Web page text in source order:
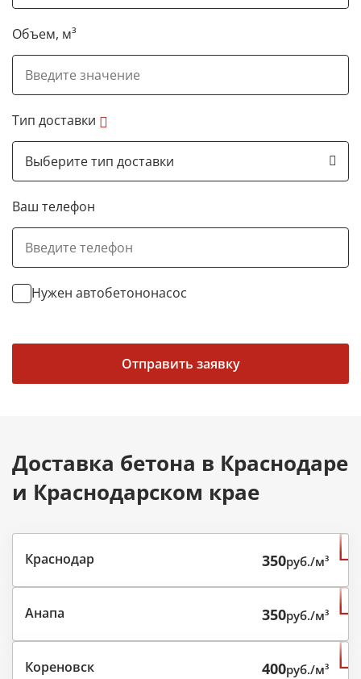
Объем, м³
Тип доставки
Ваш телефон
Нужен автобетононасос
Отправить заявку
Доставка бетона в Краснодаре
и Краснодарском крае
Краснодар 350руб./м³
Анапа 350руб./м³
Кореновск 400руб./м³